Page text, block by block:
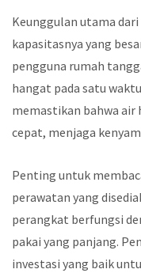
Keunggulan utama
kapasitasnya yang
pengguna rumah
hangat pada satu
memastikan bahwa air
cepat, menjaga
Penting untuk
perawatan yang
perangkat berfungsi
pakai yang panjang.
investasi yang baik